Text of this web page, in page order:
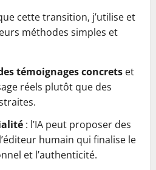
cette transition, j’utilise et
méthodes simples et
témoignages concrets et
réels plutôt que des
: l’IA peut proposer des
humain qui finalise le
et l’authenticité.